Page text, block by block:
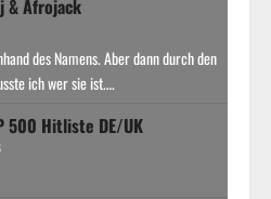
& Afrojack
des Namens. Aber dann durch den
ich wer sie ist.…
500 Hitliste DE/UK